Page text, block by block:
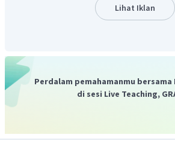
Lihat Iklan
Perdalam pemahamanmu bersama
di sesi Live Teaching,